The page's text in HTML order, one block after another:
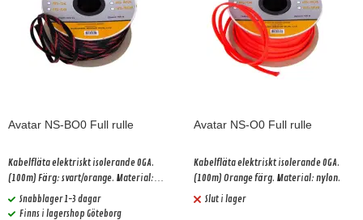
Avatar NS-BO0 Full rulle
Kabelfläta elektriskt isolerande 0GA.
(100m) Färg: svart/orange. Material:
nylon.
Snabblager 1-3 dagar
Finns i lagershop Göteborg
Avatar NS-O0 Full rulle
Kabelfläta elektriskt isolerande 0GA.
(100m) Orange färg. Material: nylon.
Slut i lager